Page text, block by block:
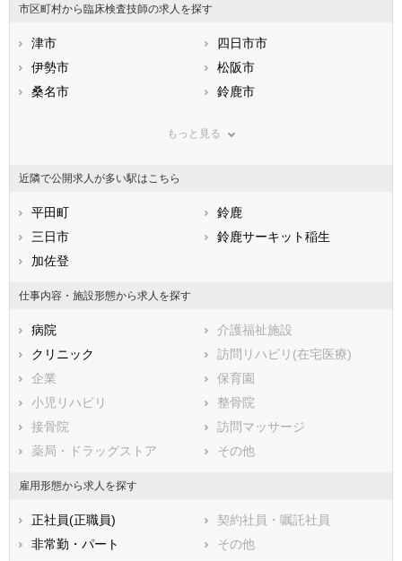
石川県
福井県
静岡県
滋賀県
兵庫県
山口県
福岡県
佐賀県
熊本県
鹿児島県
市区町村から臨床検査技師の求人を探す
津市
四日市市
伊勢市
松阪市
桑名市
鈴鹿市
鳥羽市
志摩市
桑名郡木曽岬町
員弁郡東員町
三重郡菰野町
三重郡朝日町
三重郡川越町
度会郡大紀町
度会郡南伊勢町
北牟婁郡紀北町
南牟婁郡御浜町
南牟婁郡紀宝町
もっと見る
近隣で公開求人が多い駅はこちら
平田町
鈴鹿
三日市
鈴鹿サーキット稲生
加佐登
仕事内容・施設形態から求人を探す
病院
介護福祉施設
クリニック
訪問リハビリ(在宅医療)
企業
保育園
小児リハビリ
整骨院
接骨院
訪問マッサージ
薬局・ドラッグストア
その他
雇用形態から求人を探す
正社員(正職員)
契約社員・嘱託社員
非常勤・パート
その他